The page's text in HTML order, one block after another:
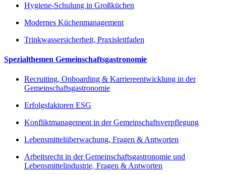
Hygiene-Schulung in Großküchen
Modernes Küchenmanagement
Trinkwassersicherheit, Praxisleitfaden
Spezialthemen Gemeinschaftsgastronomie
Recruiting, Onboarding & Karriereentwicklung in der
Gemeinschaftsgastronomie
Erfolgsfaktoren ESG
Konfliktmanagement in der Gemeinschaftsverpflegung
Lebensmittelüberwachung, Fragen & Antworten
Arbeitsrecht in der Gemeinschaftsgastronomie und
Lebensmittelindustrie, Fragen & Antworten